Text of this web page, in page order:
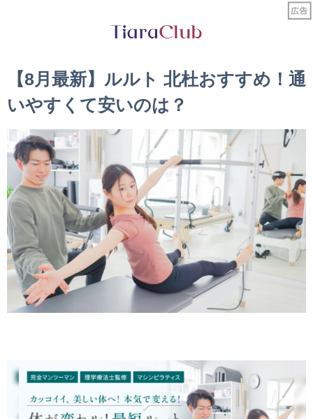
【8月最新】ルルト 北杜おすすめ！通
いやすくて安いのは？